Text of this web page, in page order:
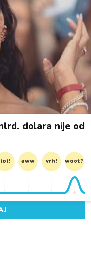
dolara nije od
lol! aww vrh! woot?!